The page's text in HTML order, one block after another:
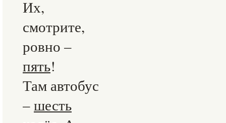
Их,
смотрите,
ровно –
пять!
Там автобус
–шесть